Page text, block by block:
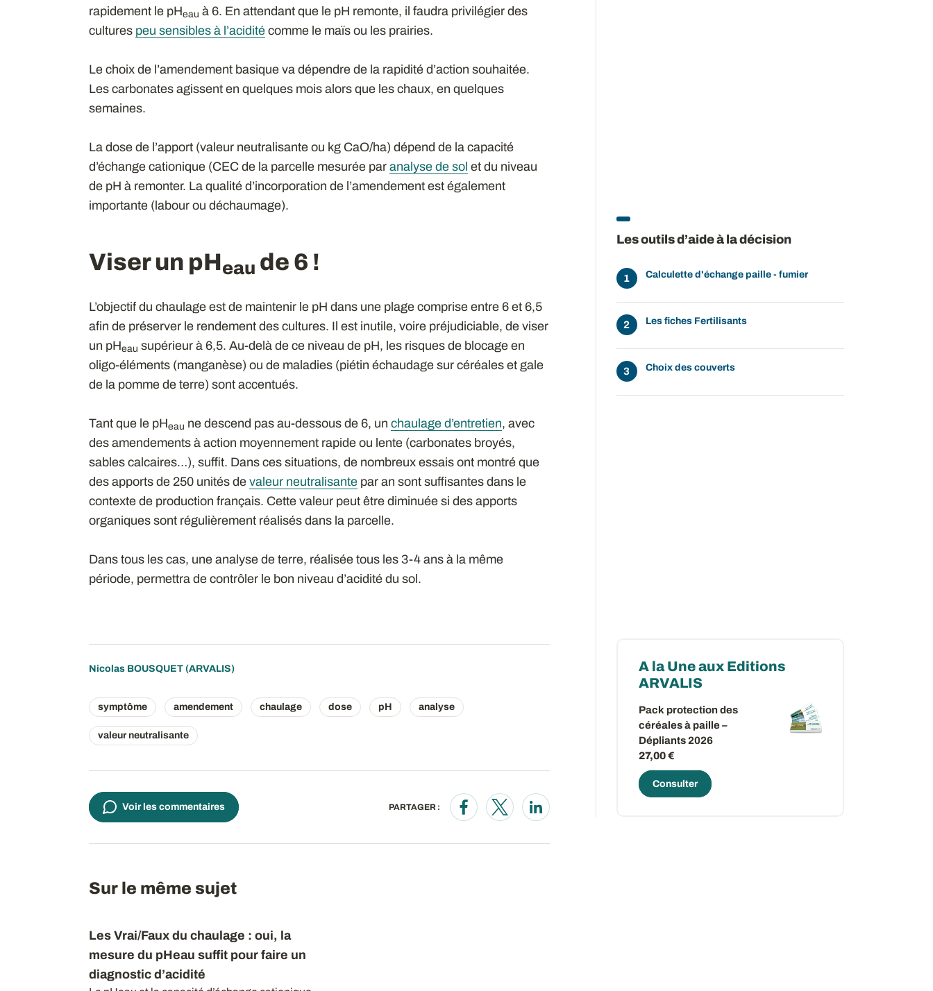
rapidement le pHeau à 6. En attendant que le pH remonte, il faudra privilégier des
cultures peu sensibles à l’aciditécomme le maïs ou les prairies.
Le choix de l’amendement basique va dépendre de la rapidité d’action souhaitée.
Les carbonates agissent en quelques mois alors que les chaux, en quelques
semaines.
La dose de l’apport (valeur neutralisante ou kg CaO/ha) dépend de la capacité
d’échange cationique (CEC de la parcelle mesurée par analyse de sol et du niveau
de pH à remonter. La qualité d’incorporation de l’amendement est également
importante (labour ou déchaumage).
Viser un pHeau de 6 !
L’objectif du chaulage est de maintenir le pH dans une plage comprise entre 6 et 6,5
afin de préserver le rendement des cultures. Il est inutile, voire préjudiciable, de viser
un pHeau supérieur à 6,5. Au-delà de ce niveau de pH, les risques de blocage en
oligo-éléments (manganèse) ou de maladies (piétin échaudage sur céréales et gale
de la pomme de terre) sont accentués.
Tant que le pHeau ne descend pas au-dessous de 6, un chaulage d’entretien, avec
des amendements à action moyennement rapide ou lente (carbonates broyés,
sables calcaires…), suffit. Dans ces situations, de nombreux essais ont montré que
des apports de 250 unités de valeur neutralisantepar an sont suffisantes dans le
contexte de production français. Cette valeur peut être diminuée si des apports
organiques sont régulièrement réalisés dans la parcelle.
Dans tous les cas, une analyse de terre, réalisée tous les 3-4 ans à la même
période, permettra de contrôler le bon niveau d’acidité du sol.
Nicolas BOUSQUET(ARVALIS)
symptôme amendement chaulage dose pH analyse
valeur neutralisante
Voir les commentaires PARTAGER :
Opens in a new window
Opens in a new window
Opens in a new window
Sur le même sujet
Les Vrai/Faux du chaulage : oui, la
mesure du pHeau suffit pour faire un
diagnostic d’acidité
Les outils d’aide à la décision
Calculette d'échange paille - fumier
Les fiches Fertilisants
Choix des couverts
A la Une aux Editions
ARVALIS
Pack protection des
céréales à paille –
Dépliants 2026
27,00 €
Consulter